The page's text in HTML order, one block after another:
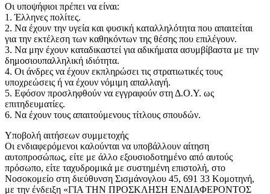
Οι υποψήφιοι πρέπει να είναι:
1. Έλληνες πολίτες.
2. Να έχουν την υγεία και φυσική καταλληλότητα που απαιτείται
για την εκτέλεση των καθηκόντων της θέσης που επιλέγουν.
3. Να μην έχουν καταδικαστεί για αδικήματα ασυμβίβαστα με την
δημοσιουπαλληλική ιδιότητα.
4. Οι άνδρες να έχουν εκπληρώσει τις στρατιωτικές τους
υποχρεώσεις ή να έχουν νόμιμη απαλλαγή.
5. Εφόσον προσληφθούν να εγγραφούν στη Δ.Ο.Υ. ως
επιτηδευματίες.
6. Να έχουν τους απαιτούμενους τίτλους σπουδών.
Υποβολή αιτήσεων συμμετοχής
Οι ενδιαφερόμενοι καλούνται να υποβάλλουν αίτηση
αυτοπροσώπως, είτε με άλλο εξουσιοδοτημένο από αυτούς
πρόσωπο, είτε ταχυδρομικά με συστημένη επιστολή, στο
Νοσοκομείο στη διεύθυνση Σισμάνογλου 45, 691 33 Κομοτηνή,
με την ένδειξη «ΓΙΑ ΤΗΝ ΠΡΟΣΚΛΗΣΗ ΕΝΔΙΑΦΕΡΟΝΤΟΣ